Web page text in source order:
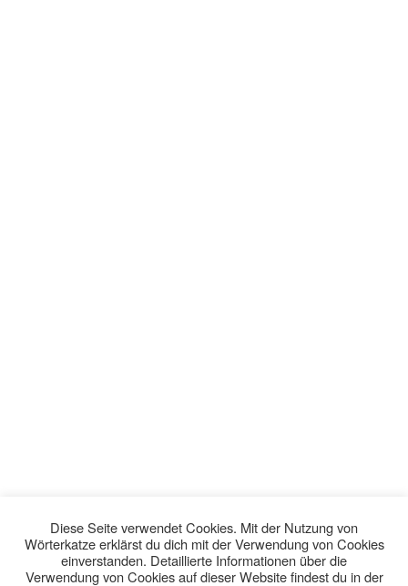
Diese Seite verwendet Cookies. Mit der Nutzung von
Wörterkatze erklärst du dich mit der Verwendung von Cookies
einverstanden. Detaillierte Informationen über die
Verwendung von Cookies auf dieser Website findest du in der